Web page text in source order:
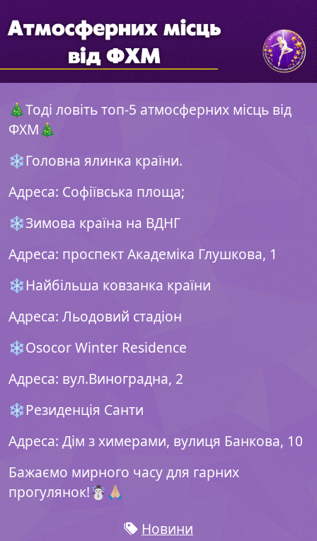
🎄Тоді ловіть топ-5 атмосферних місць від
ФХМ🎄
❄️Головна ялинка країни.
Адреса: Софіївська площа;
❄️Зимова країна на ВДНГ
Адреса: проспект Академіка Глушкова, 1
❄️Найбільша ковзанка країни
Адреса: Льодовий стадіон
❄️Osocor Winter Residence
Адреса: вул.Виноградна, 2
❄️Резиденція Санти
Адреса: Дім з химерами, вулиця Банкова, 10
Бажаємо мирного часу для гарних
прогулянок!☃️🙏🏼
Новини